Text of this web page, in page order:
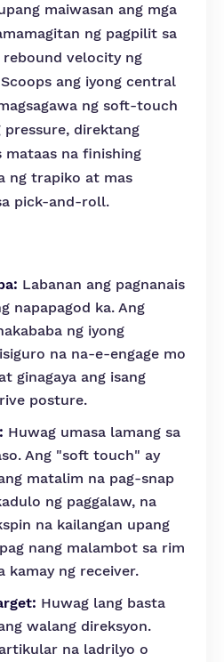
maiwasan ang mga
ng pagpilit sa
velocity ng
ang iyong central
ng soft-touch
pressure, direktang
mataas na finishing
ng trapiko at mas
pick-and-roll.
Labanan ang pagnanais
napapagod ka. Ang
ng iyong
na na-e-engage mo
ginagaya ang isang
posture.
Huwag umasa lamang sa
Ang "soft touch" ay
matalim na pag-snap
ng paggalaw, na
na kailangan upang
nang malambot sa rim
kamay ng receiver.
Huwag lang basta
walang direksyon.
na ladrilyo o